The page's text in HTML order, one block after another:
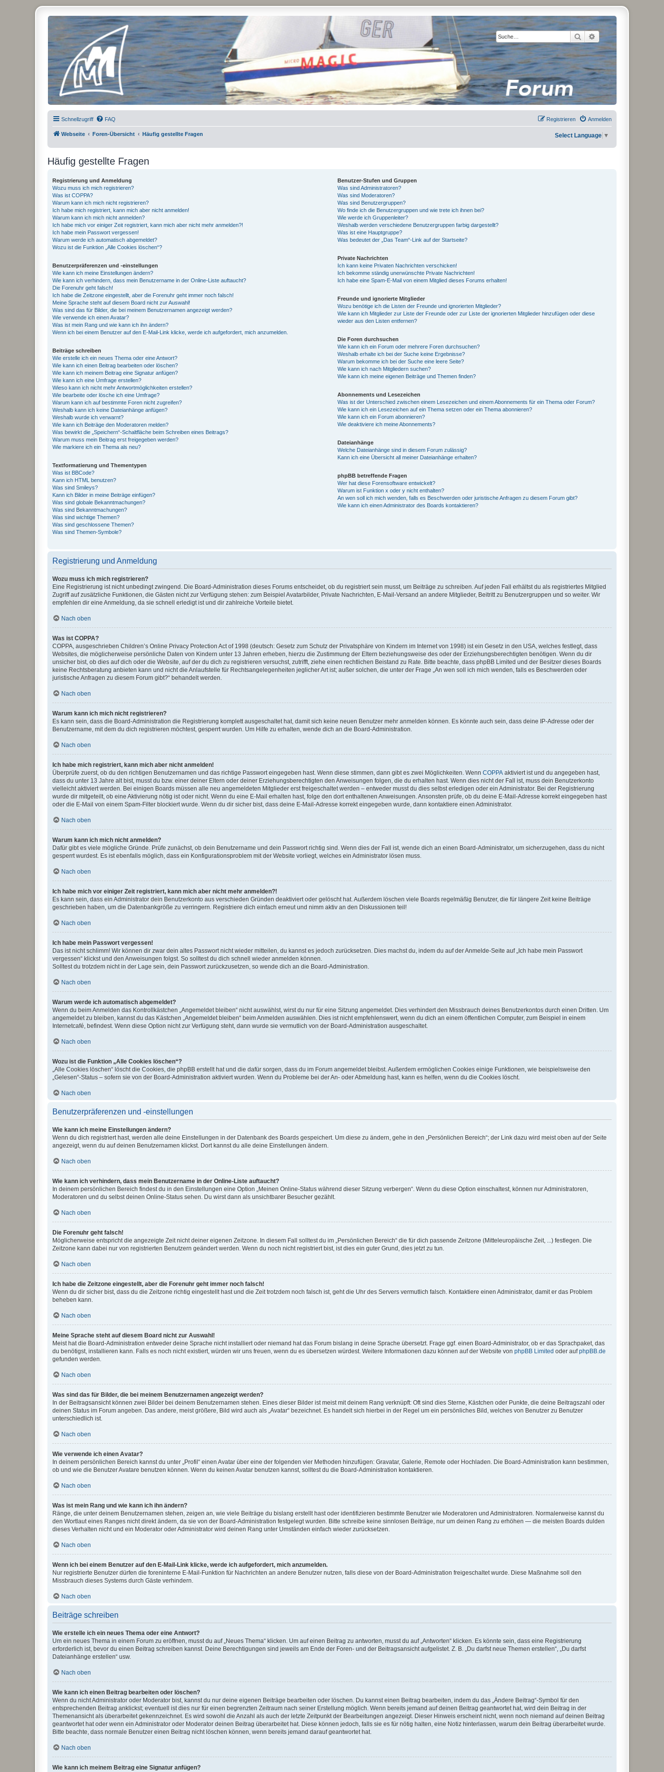
Suche Erweiterte Suche
Micro Magic Forum Deutschland
Schnellzugriff FAQ Anmelden
Registrieren
Webseite Foren-Übersicht Häufig gestellte Fragen Select Language ▼
Häufig gestellte Fragen
Registrierung und Anmeldung
Wozu muss ich mich registrieren?
Was ist COPPA?
Warum kann ich mich nicht registrieren?
Ich habe mich registriert, kann mich aber nicht anmelden!
Warum kann ich mich nicht anmelden?
Ich habe mich vor einiger Zeit registriert, kann mich aber nicht mehr anmelden?!
Ich habe mein Passwort vergessen!
Warum werde ich automatisch abgemeldet?
Wozu ist die Funktion „Alle Cookies löschen“?
Benutzerpräferenzen und -einstellungen
Wie kann ich meine Einstellungen ändern?
Wie kann ich verhindern, dass mein Benutzername in der Online-Liste auftaucht?
Die Forenuhr geht falsch!
Ich habe die Zeitzone eingestellt, aber die Forenuhr geht immer noch falsch!
Meine Sprache steht auf diesem Board nicht zur Auswahl!
Was sind das für Bilder, die bei meinem Benutzernamen angezeigt werden?
Wie verwende ich einen Avatar?
Was ist mein Rang und wie kann ich ihn ändern?
Wenn ich bei einem Benutzer auf den E-Mail-Link klicke, werde ich aufgefordert, mich anzumelden.
Beiträge schreiben
Wie erstelle ich ein neues Thema oder eine Antwort?
Wie kann ich einen Beitrag bearbeiten oder löschen?
Wie kann ich meinem Beitrag eine Signatur anfügen?
Wie kann ich eine Umfrage erstellen?
Wieso kann ich nicht mehr Antwortmöglichkeiten erstellen?
Wie bearbeite oder lösche ich eine Umfrage?
Warum kann ich auf bestimmte Foren nicht zugreifen?
Weshalb kann ich keine Dateianhänge anfügen?
Weshalb wurde ich verwarnt?
Wie kann ich Beiträge den Moderatoren melden?
Was bewirkt die „Speichern“-Schaltfläche beim Schreiben eines Beitrags?
Warum muss mein Beitrag erst freigegeben werden?
Wie markiere ich ein Thema als neu?
Textformatierung und Thementypen
Was ist BBCode?
Kann ich HTML benutzen?
Was sind Smileys?
Kann ich Bilder in meine Beiträge einfügen?
Was sind globale Bekanntmachungen?
Was sind Bekanntmachungen?
Was sind wichtige Themen?
Was sind geschlossene Themen?
Was sind Themen-Symbole?
Benutzer-Stufen und Gruppen
Was sind Administratoren?
Was sind Moderatoren?
Was sind Benutzergruppen?
Wo finde ich die Benutzergruppen und wie trete ich ihnen bei?
Wie werde ich Gruppenleiter?
Weshalb werden verschiedene Benutzergruppen farbig dargestellt?
Was ist eine Hauptgruppe?
Was bedeutet der „Das Team“-Link auf der Startseite?
Private Nachrichten
Ich kann keine Privaten Nachrichten verschicken!
Ich bekomme ständig unerwünschte Private Nachrichten!
Ich habe eine Spam-E-Mail von einem Mitglied dieses Forums erhalten!
Freunde und ignorierte Mitglieder
Wozu benötige ich die Listen der Freunde und ignorierten Mitglieder?
Wie kann ich Mitglieder zur Liste der Freunde oder zur Liste der ignorierten Mitglieder hinzufügen oder diese
wieder aus den Listen entfernen?
Die Foren durchsuchen
Wie kann ich ein Forum oder mehrere Foren durchsuchen?
Weshalb erhalte ich bei der Suche keine Ergebnisse?
Warum bekomme ich bei der Suche eine leere Seite?
Wie kann ich nach Mitgliedern suchen?
Wie kann ich meine eigenen Beiträge und Themen finden?
Abonnements und Lesezeichen
Was ist der Unterschied zwischen einem Lesezeichen und einem Abonnements für ein Thema oder Forum?
Wie kann ich ein Lesezeichen auf ein Thema setzen oder ein Thema abonnieren?
Wie kann ich ein Forum abonnieren?
Wie deaktiviere ich meine Abonnements?
Dateianhänge
Welche Dateianhänge sind in diesem Forum zulässig?
Kann ich eine Übersicht all meiner Dateianhänge erhalten?
phpBB betreffende Fragen
Wer hat diese Forensoftware entwickelt?
Warum ist Funktion x oder y nicht enthalten?
An wen soll ich mich wenden, falls es Beschwerden oder juristische Anfragen zu diesem Forum gibt?
Wie kann ich einen Administrator des Boards kontaktieren?
Registrierung und Anmeldung
Wozu muss ich mich registrieren?
Eine Registrierung ist nicht unbedingt zwingend. Die Board-Administration dieses Forums entscheidet, ob du registriert sein musst, um Beiträge zu schreiben. Auf jeden Fall erhältst du als registriertes Mitglied
Zugriff auf zusätzliche Funktionen, die Gästen nicht zur Verfügung stehen: zum Beispiel Avatarbilder, Private Nachrichten, E-Mail-Versand an andere Mitglieder, Beitritt zu Benutzergruppen und so weiter. Wir
empfehlen dir eine Anmeldung, da sie schnell erledigt ist und dir zahlreiche Vorteile bietet.
Nach oben
Was ist COPPA?
COPPA, ausgeschrieben Children’s Online Privacy Protection Act of 1998 (deutsch: Gesetz zum Schutz der Privatsphäre von Kindern im Internet von 1998) ist ein Gesetz in den USA, welches festlegt, dass
Websites, die möglicherweise persönliche Daten von Kindern unter 13 Jahren erheben, hierzu die Zustimmung der Eltern beziehungsweise des oder der Erziehungsberechtigten benötigen. Wenn du dir
unsicher bist, ob dies auf dich oder die Website, auf der du dich zu registrieren versuchst, zutrifft, ziehe einen rechtlichen Beistand zu Rate. Bitte beachte, dass phpBB Limited und der Besitzer dieses Boards
keine Rechtsberatung anbieten kann und nicht die Anlaufstelle für Rechtsangelegenheiten jeglicher Art ist; außer solchen, die unter der Frage „An wen soll ich mich wenden, falls es Beschwerden oder
juristische Anfragen zu diesem Forum gibt?“ behandelt werden.
Nach oben
Warum kann ich mich nicht registrieren?
Es kann sein, dass die Board-Administration die Registrierung komplett ausgeschaltet hat, damit sich keine neuen Benutzer mehr anmelden können. Es könnte auch sein, dass deine IP-Adresse oder der
Benutzername, mit dem du dich registrieren möchtest, gesperrt wurden. Um Hilfe zu erhalten, wende dich an die Board-Administration.
Nach oben
Ich habe mich registriert, kann mich aber nicht anmelden!
Überprüfe zuerst, ob du den richtigen Benutzernamen und das richtige Passwort eingegeben hast. Wenn diese stimmen, dann gibt es zwei Möglichkeiten. Wenn COPPA aktiviert ist und du angegeben hast,
dass du unter 13 Jahre alt bist, musst du bzw. einer deiner Eltern oder deiner Erziehungsberechtigten den Anweisungen folgen, die du erhalten hast. Wenn dies nicht der Fall ist, muss dein Benutzerkonto
vielleicht aktiviert werden. Bei einigen Boards müssen alle neu angemeldeten Mitglieder erst freigeschaltet werden – entweder musst du dies selbst erledigen oder ein Administrator. Bei der Registrierung
wurde dir mitgeteilt, ob eine Aktivierung nötig ist oder nicht. Wenn du eine E-Mail erhalten hast, folge den dort enthaltenen Anweisungen. Ansonsten prüfe, ob du deine E-Mail-Adresse korrekt eingegeben hast
oder die E-Mail von einem Spam-Filter blockiert wurde. Wenn du dir sicher bist, dass deine E-Mail-Adresse korrekt eingegeben wurde, dann kontaktiere einen Administrator.
Nach oben
Warum kann ich mich nicht anmelden?
Dafür gibt es viele mögliche Gründe. Prüfe zunächst, ob dein Benutzername und dein Passwort richtig sind. Wenn dies der Fall ist, wende dich an einen Board-Administrator, um sicherzugehen, dass du nicht
gesperrt wurdest. Es ist ebenfalls möglich, dass ein Konfigurationsproblem mit der Website vorliegt, welches ein Administrator lösen muss.
Nach oben
Ich habe mich vor einiger Zeit registriert, kann mich aber nicht mehr anmelden?!
Es kann sein, dass ein Administrator dein Benutzerkonto aus verschieden Gründen deaktiviert oder gelöscht hat. Außerdem löschen viele Boards regelmäßig Benutzer, die für längere Zeit keine Beiträge
geschrieben haben, um die Datenbankgröße zu verringern. Registriere dich einfach erneut und nimm aktiv an den Diskussionen teil!
Nach oben
Ich habe mein Passwort vergessen!
Das ist nicht schlimm! Wir können dir zwar dein altes Passwort nicht wieder mitteilen, du kannst es jedoch zurücksetzen. Dies machst du, indem du auf der Anmelde-Seite auf „Ich habe mein Passwort
vergessen“ klickst und den Anweisungen folgst. So solltest du dich schnell wieder anmelden können.
Solltest du trotzdem nicht in der Lage sein, dein Passwort zurückzusetzen, so wende dich an die Board-Administration.
Nach oben
Warum werde ich automatisch abgemeldet?
Wenn du beim Anmelden das Kontrollkästchen „Angemeldet bleiben“ nicht auswählst, wirst du nur für eine Sitzung angemeldet. Dies verhindert den Missbrauch deines Benutzerkontos durch einen Dritten. Um
angemeldet zu bleiben, kannst du das Kästchen „Angemeldet bleiben“ beim Anmelden auswählen. Dies ist nicht empfehlenswert, wenn du dich an einem öffentlichen Computer, zum Beispiel in einem
Internetcafé, befindest. Wenn diese Option nicht zur Verfügung steht, dann wurde sie vermutlich von der Board-Administration ausgeschaltet.
Nach oben
Wozu ist die Funktion „Alle Cookies löschen“?
„Alle Cookies löschen“ löscht die Cookies, die phpBB erstellt hat und die dafür sorgen, dass du im Forum angemeldet bleibst. Außerdem ermöglichen Cookies einige Funktionen, wie beispielsweise den
„Gelesen“-Status – sofern sie von der Board-Administration aktiviert wurden. Wenn du Probleme bei der An- oder Abmeldung hast, kann es helfen, wenn du die Cookies löscht.
Nach oben
Benutzerpräferenzen und -einstellungen
Wie kann ich meine Einstellungen ändern?
Wenn du dich registriert hast, werden alle deine Einstellungen in der Datenbank des Boards gespeichert. Um diese zu ändern, gehe in den „Persönlichen Bereich“; der Link dazu wird meist oben auf der Seite
angezeigt, wenn du auf deinen Benutzernamen klickst. Dort kannst du alle deine Einstellungen ändern.
Nach oben
Wie kann ich verhindern, dass mein Benutzername in der Online-Liste auftaucht?
In deinem persönlichen Bereich findest du in den Einstellungen eine Option „Meinen Online-Status während dieser Sitzung verbergen“. Wenn du diese Option einschaltest, können nur Administratoren,
Moderatoren und du selbst deinen Online-Status sehen. Du wirst dann als unsichtbarer Besucher gezählt.
Nach oben
Die Forenuhr geht falsch!
Möglicherweise entspricht die angezeigte Zeit nicht deiner eigenen Zeitzone. In diesem Fall solltest du im „Persönlichen Bereich“ die für dich passende Zeitzone (Mitteleuropäische Zeit, ...) festlegen. Die
Zeitzone kann dabei nur von registrierten Benutzern geändert werden. Wenn du noch nicht registriert bist, ist dies ein guter Grund, dies jetzt zu tun.
Nach oben
Ich habe die Zeitzone eingestellt, aber die Forenuhr geht immer noch falsch!
Wenn du dir sicher bist, dass du die Zeitzone richtig eingestellt hast und die Zeit trotzdem noch falsch ist, geht die Uhr des Servers vermutlich falsch. Kontaktiere einen Administrator, damit er das Problem
beheben kann.
Nach oben
Meine Sprache steht auf diesem Board nicht zur Auswahl!
Meist hat die Board-Administration entweder deine Sprache nicht installiert oder niemand hat das Forum bislang in deine Sprache übersetzt. Frage ggf. einen Board-Administrator, ob er das Sprachpaket, das
du benötigst, installieren kann. Falls es noch nicht existiert, würden wir uns freuen, wenn du es übersetzen würdest. Weitere Informationen dazu können auf der Website von phpBB Limited oder aufphpBB.de
gefunden werden.
Nach oben
Was sind das für Bilder, die bei meinem Benutzernamen angezeigt werden?
In der Beitragsansicht können zwei Bilder bei deinem Benutzernamen stehen. Eines dieser Bilder ist meist mit deinem Rang verknüpft: Oft sind dies Sterne, Kästchen oder Punkte, die deine Beitragszahl oder
deinen Status im Forum angeben. Das andere, meist größere, Bild wird auch als „Avatar“ bezeichnet. Es handelt sich hierbei in der Regel um ein persönliches Bild, welches von Benutzer zu Benutzer
unterschiedlich ist.
Nach oben
Wie verwende ich einen Avatar?
In deinem persönlichen Bereich kannst du unter „Profil“ einen Avatar über eine der folgenden vier Methoden hinzufügen: Gravatar, Galerie, Remote oder Hochladen. Die Board-Administration kann bestimmen,
ob und wie die Benutzer Avatare benutzen können. Wenn du keinen Avatar benutzen kannst, solltest du die Board-Administration kontaktieren.
Nach oben
Was ist mein Rang und wie kann ich ihn ändern?
Ränge, die unter deinem Benutzernamen stehen, zeigen an, wie viele Beiträge du bislang erstellt hast oder identifizieren bestimmte Benutzer wie Moderatoren und Administratoren. Normalerweise kannst du
den Wortlaut eines Ranges nicht direkt ändern, da sie von der Board-Administration festgelegt wurden. Bitte schreibe keine sinnlosen Beiträge, nur um deinen Rang zu erhöhen — die meisten Boards dulden
dieses Verhalten nicht und ein Moderator oder Administrator wird deinen Rang unter Umständen einfach wieder zurücksetzen.
Nach oben
Wenn ich bei einem Benutzer auf den E-Mail-Link klicke, werde ich aufgefordert, mich anzumelden.
Nur registrierte Benutzer dürfen die foreninterne E-Mail-Funktion für Nachrichten an andere Benutzer nutzen, falls diese von der Board-Administration freigeschaltet wurde. Diese Maßnahme soll den
Missbrauch dieses Systems durch Gäste verhindern.
Nach oben
Beiträge schreiben
Wie erstelle ich ein neues Thema oder eine Antwort?
Um ein neues Thema in einem Forum zu eröffnen, musst du auf „Neues Thema“ klicken. Um auf einen Beitrag zu antworten, musst du auf „Antworten“ klicken. Es könnte sein, dass eine Registrierung
erforderlich ist, bevor du einen Beitrag schreiben kannst. Deine Berechtigungen sind jeweils am Ende der Foren- und der Beitragsansicht aufgelistet. Z. B. „Du darfst neue Themen erstellen“, „Du darfst
Dateianhänge erstellen“ usw.
Nach oben
Wie kann ich einen Beitrag bearbeiten oder löschen?
Wenn du nicht Administrator oder Moderator bist, kannst du nur deine eigenen Beiträge bearbeiten oder löschen. Du kannst einen Beitrag bearbeiten, indem du das „Ändere Beitrag“-Symbol für den
entsprechenden Beitrag anklickst; eventuell ist dies nur für einen begrenzten Zeitraum nach seiner Erstellung möglich. Wenn bereits jemand auf deinen Beitrag geantwortet hat, wird dein Beitrag in der
Themenansicht als überarbeitet gekennzeichnet. Es wird sowohl die Anzahl als auch der letzte Zeitpunkt der Bearbeitungen angezeigt. Dieser Hinweis erscheint nicht, wenn noch niemand auf deinen Beitrag
geantwortet hat oder wenn ein Administrator oder Moderator deinen Beitrag überarbeitet hat. Diese können jedoch, falls sie es für nötig halten, eine Notiz hinterlassen, warum dein Beitrag überarbeitet wurde.
Bitte beachte, dass normale Benutzer einen Beitrag nicht löschen können, wenn bereits jemand darauf geantwortet hat.
Nach oben
Wie kann ich meinem Beitrag eine Signatur anfügen?